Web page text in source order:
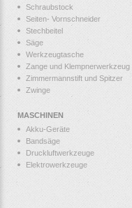
Schraubstock
Seiten- Vornschneider
Stechbeitel
Säge
Werkzeugtasche
Zange und Klempnerwerkzeug
Zimmermannstift und Spitzer
Zwinge
MASCHINEN
Akku-Geräte
Bandsäge
Druckluftwerkzeuge
Elektrowerkzeuge